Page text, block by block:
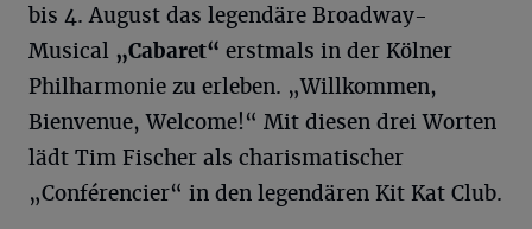
bis 4. August das legendäre Broadway-
Musical „Cabaret“ erstmals in der Kölner
Philharmonie zu erleben. „Willkommen,
Bienvenue, Welcome!“ Mit diesen drei Worten
lädt Tim Fischer als charismatischer
„Conférencier“ in den legendären Kit Kat Club.